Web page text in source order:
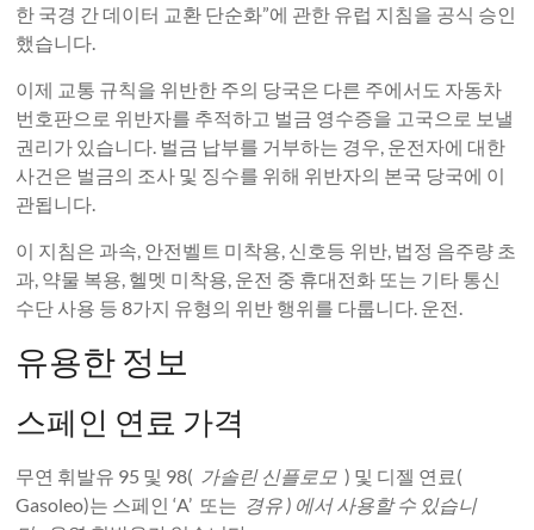
한 국경 간 데이터 교환 단순화”에 관한 유럽 지침을 공식 승인
했습니다.
이제 교통 규칙을 위반한 주의 당국은 다른 주에서도 자동차
번호판으로 위반자를 추적하고 벌금 영수증을 고국으로 보낼
권리가 있습니다. 벌금 납부를 거부하는 경우, 운전자에 대한
사건은 벌금의 조사 및 징수를 위해 위반자의 본국 당국에 이
관됩니다.
이 지침은 과속, 안전벨트 미착용, 신호등 위반, 법정 음주량 초
과, 약물 복용, 헬멧 미착용, 운전 중 휴대전화 또는 기타 통신
수단 사용 등 8가지 유형의 위반 행위를 다룹니다. 운전.
유용한 정보
스페인 연료 가격
무연 휘발유 95 및 98( 가솔린 신플로모 ) 및 디젤 연료(
Gasoleo)는 스페인 ‘A’ 또는 경유 ) 에서 사용할 수 있습니